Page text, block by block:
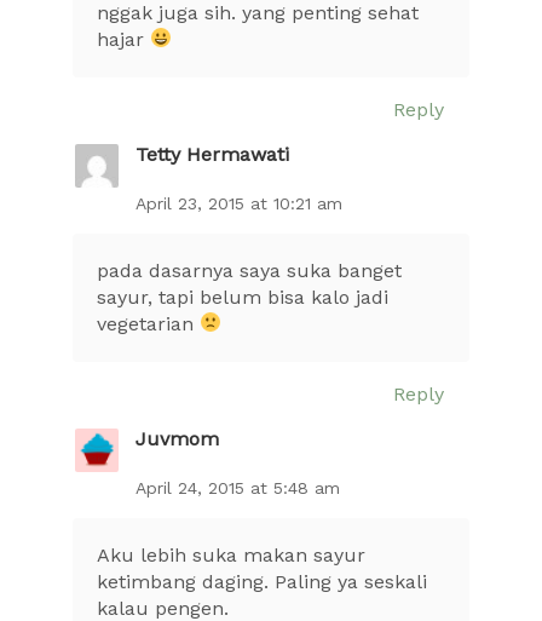
nggak juga sih. yang penting sehat
hajar
Reply
Tetty Hermawati
April 23, 2015 at 10:21 am
pada dasarnya saya suka banget
sayur, tapi belum bisa kalo jadi
vegetarian
Reply
Juvmom
April 24, 2015 at 5:48 am
Aku lebih suka makan sayur
ketimbang daging. Paling ya seskali
kalau pengen.